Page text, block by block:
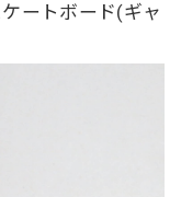
ートボード(ギャ